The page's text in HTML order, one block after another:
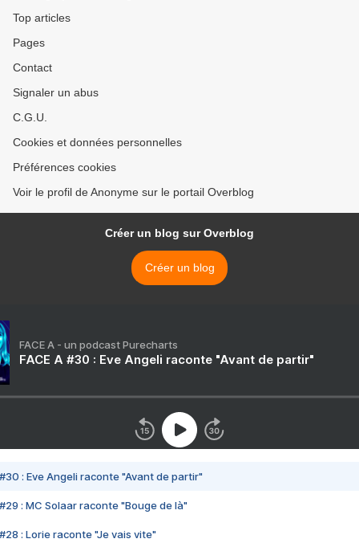
Top articles
Pages
Contact
Signaler un abus
C.G.U.
Cookies et données personnelles
Préférences cookies
Voir le profil de Anonyme sur le portail Overblog
Créer un blog sur Overblog
Créer un blog
FACE A - un podcast Purecharts
FACE A #30 : Eve Angeli raconte "Avant de partir"
#30 : Eve Angeli raconte "Avant de partir"
#29 : MC Solaar raconte "Bouge de là"
#28 : Lorie raconte "Je vais vite"